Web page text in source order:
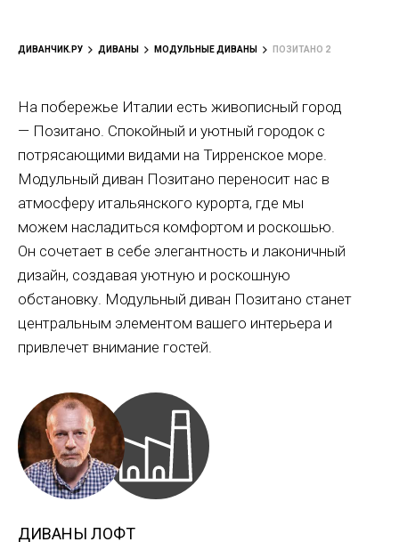
ДИВАНЧИК.РУ ДИВАНЫ МОДУЛЬНЫЕ ДИВАНЫ ПОЗИТАНО 2
На побережье Италии есть живописный город
— Позитано. Спокойный и уютный городок с
потрясающими видами на Тирренское море.
Модульный диван Позитано переносит нас в
атмосферу итальянского курорта, где мы
можем насладиться комфортом и роскошью.
Он сочетает в себе элегантность и лаконичный
дизайн, создавая уютную и роскошную
обстановку. Модульный диван Позитано станет
центральным элементом вашего интерьера и
привлечет внимание гостей.
ДИВАНЫ ЛОФТ